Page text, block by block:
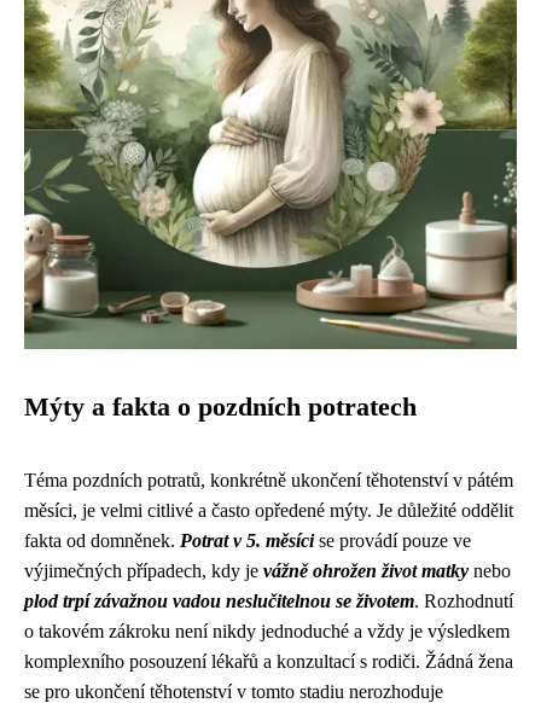
Mýty a fakta o pozdních potratech
Téma pozdních potratů, konkrétně ukončení těhotenství v pátém
měsíci, je velmi citlivé a často opředené mýty. Je důležité oddělit
fakta od domněnek. Potrat v 5. měsícise provádí pouze ve
výjimečných případech, kdy je vážně ohrožen život matky nebo
plod trpí závažnou vadou neslučitelnou se životem. Rozhodnutí
o takovém zákroku není nikdy jednoduché a vždy je výsledkem
komplexního posouzení lékařů a konzultací s rodiči. Žádná žena
se pro ukončení těhotenství v tomto stadiu nerozhoduje